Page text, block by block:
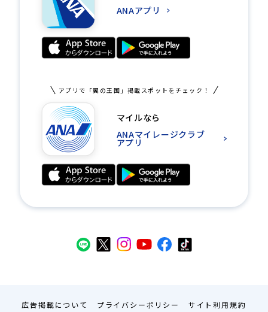
ANAアプリ
アプリで「翼の王国」掲載スポットをチェック！
マイルなら
ANAマイレージクラブ
アプリ
広告掲載について プライバシーポリシー
サイト利用規約